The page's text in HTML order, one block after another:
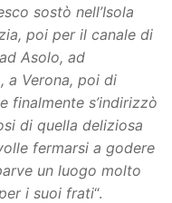
sostò nell’Isola
poi per il canale di
Asolo, ad
a Verona, poi di
finalmente s’indirizzò
di quella deliziosa
fermarsi a godere
un luogo molto
i suoi frati“.